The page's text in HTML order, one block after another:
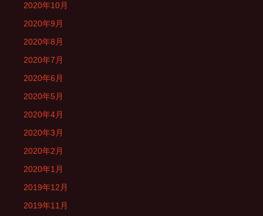
2020年10月
2020年9月
2020年8月
2020年7月
2020年6月
2020年5月
2020年4月
2020年3月
2020年2月
2020年1月
2019年12月
2019年11月